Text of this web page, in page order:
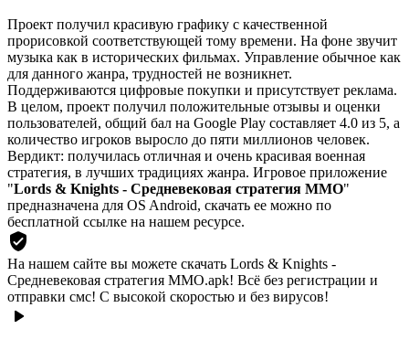
Проект получил красивую графику с качественной
прорисовкой соответствующей тому времени. На фоне звучит
музыка как в исторических фильмах. Управление обычное как
для данного жанра, трудностей не возникнет.
Поддерживаются цифровые покупки и присутствует реклама.
В целом, проект получил положительные отзывы и оценки
пользователей, общий бал на Google Play составляет 4.0 из 5, а
количество игроков выросло до пяти миллионов человек.
Вердикт: получилась отличная и очень красивая военная
стратегия, в лучших традициях жанра. Игровое приложение
"Lords & Knights - Средневековая стратегия ММО"
предназначена для OS Android, скачать ее можно по
бесплатной ссылке на нашем ресурсе.
На нашем сайте вы можете скачать Lords & Knights -
Средневековая стратегия ММО.apk! Всё без регистрации и
отправки смс! С высокой скоростью и без вирусов!